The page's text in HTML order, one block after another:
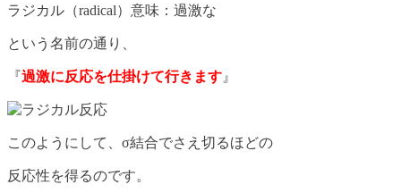
ラジカル（radical）意味：過激な
という名前の通り、
『過激に反応を仕掛けて行きます』
このようにして、σ結合でさえ切るほどの
反応性を得るのです。